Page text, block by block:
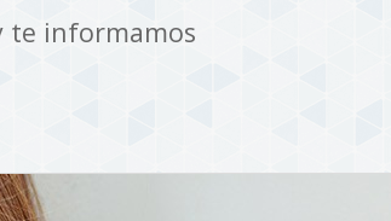
te informamos